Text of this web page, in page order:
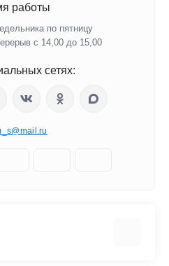
работы
по пятницу
с 14,00 до 15,00
сетях: